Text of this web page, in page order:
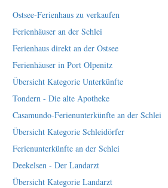
Ostsee-Ferienhaus zu verkaufen
Ferienhäuser an der Schlei
Ferienhaus direkt an der Ostsee
Ferienhäuser in Port Olpenitz
Übersicht Kategorie Unterkünfte
Tondern - Die alte Apotheke
Casamundo-Ferienunterkünfte an der Schlei
Übersicht Kategorie Schleidörfer
Ferienunterkünfte an der Schlei
Deekelsen - Der Landarzt
Übersicht Kategorie Landarzt